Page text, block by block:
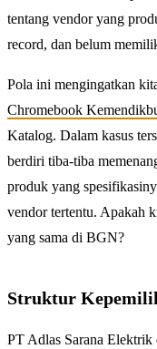
tentang vendor yang
record, dan belum
Pola ini mengingatkan
Chromebook
Katalog. Dalam kasus
berdiri tiba-tiba
produk yang
vendor tertentu. Apakah
yang sama di BGN?
Struktur
PT Adlas Sarana